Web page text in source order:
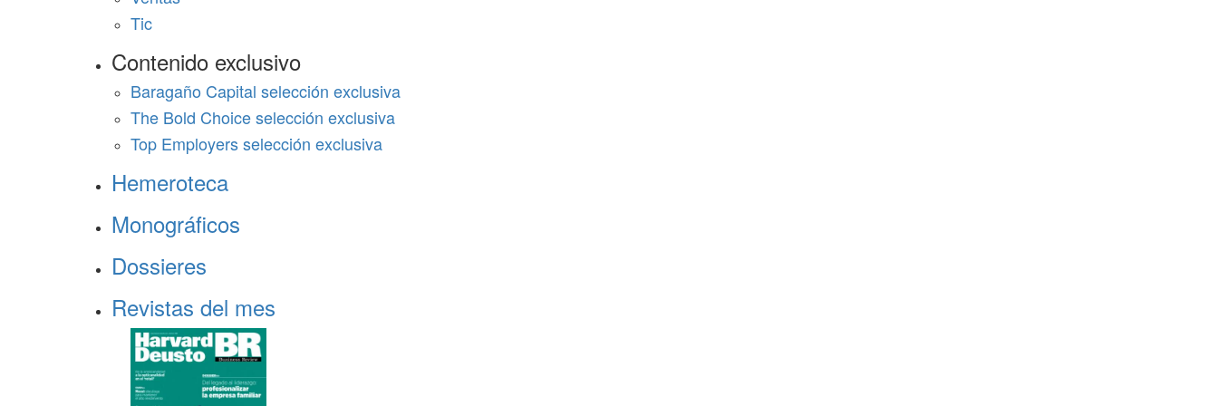
Tic
Contenido exclusivo
Baragaño Capital selección exclusiva
The Bold Choice selección exclusiva
Top Employers selección exclusiva
Hemeroteca
Monográficos
Dossieres
Revistas del mes